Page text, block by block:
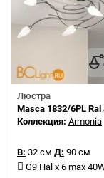
Люстра
Masca 1832/6PL
Коллекция: Armonia
В: 32 см Д: 90 см
G9 Hal x 6 max